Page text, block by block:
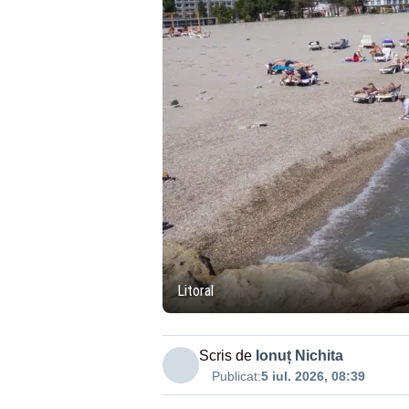
Litoral
Scris de Ionuț Nichita
Publicat:5 iul. 2026, 08:39